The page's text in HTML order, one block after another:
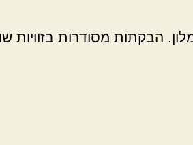
הבקתות מסודרות